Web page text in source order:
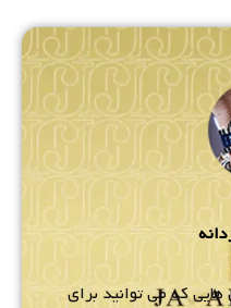
که می توانید برای